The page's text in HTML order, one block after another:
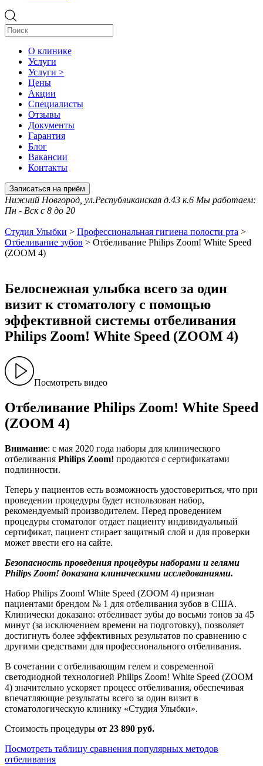
О клинике
Услуги
Услуги >
Цены
Акции
Специалисты
Отзывы
Документы
Гарантия
Блог
Вакансии
Контакты
Записаться на приём
Нижний Новгород, ул.Республиканская д.43 к.6 Мы работаем:
Пн - Вск с 8 до 20
Студия Улыбки > Профессиональная гигиена полости рта >
Отбеливание зубов > Отбеливание Philips Zoom! White Speed
(ZOOM 4)
Белоснежная улыбка всего за один
визит к стоматологу с помощью
эффективной системы отбеливания
Philips Zoom! White Speed (ZOOM 4)
Посмотреть видео
Отбеливание Philips Zoom! White Speed
(ZOOM 4)
Внимание: с мая 2020 года наборы для клинического
отбеливания Philips Zoom! продаются с сертификатами
подлинности.
Теперь у пациентов есть возможность удостовериться, что при
проведении процедуры будет использован набор,
рекомендуемый производителем. Перед проведением
процедуры стоматолог отдает пациенту индивидуальный
сертификат, пациент стирает защитный слой и для проверки
может ввести его на сайте.
Безопасность проведения процедуры наборами и гелями
Philips Zoom! доказана клиническими исследованиями.
Набор Philips Zoom! White Speed (ZOOM 4) признан
пациентами брендом № 1 для отбеливания зубов в США.
Клинически доказано: отбеливает зубы до восьми тонов за 45
минут (за исключением времени на подготовку), позволяет
достигнуть более эффективных результатов по сравнению с
другими средствами для профессионального отбеливания.
В сочетании с отбеливающим гелем и современной
светодиодной технологией Philips Zoom! White Speed (ZOOM
4) значительно ускоряет процесс отбеливания, обеспечивая
впечатляющие результаты всего за один визит в
стоматологическую клинику «Студия Улыбки».
Стоимость процедуры от 23 890 руб.
Посмотреть таблицу сравнения популярных методов
отбеливания